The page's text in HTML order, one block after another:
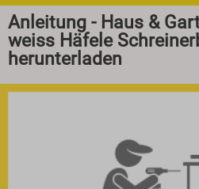
Anleitung - Haus &
weiss Häfele
herunterladen